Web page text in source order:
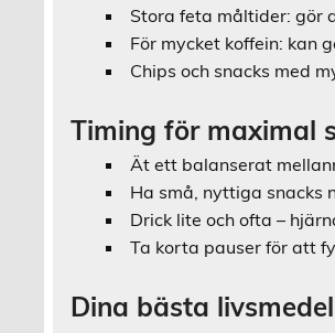
Stora feta måltider: gör
För mycket koffein: kan
Chips och snacks med
Timing för maximal
Ät ett balanserat
Ha små, nyttiga snacks
Drick lite och ofta –
Ta korta pauser för att
Dina bästa